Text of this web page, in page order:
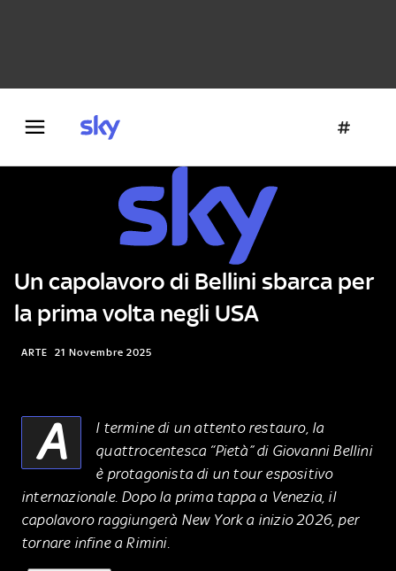
Un capolavoro di Bellini sbarca per
la prima volta negli USA
ARTE 21 Novembre 2025
A
l termine di un attento restauro, la
quattrocentesca “Pietà” di Giovanni Bellini
è protagonista di un tour espositivo
internazionale. Dopo la prima tappa a Venezia, il
capolavoro raggiungerà New York a inizio 2026, per
tornare infine a Rimini.